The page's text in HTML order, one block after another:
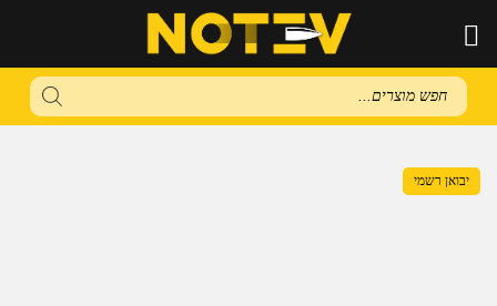
Products
search
יבואן רשמי